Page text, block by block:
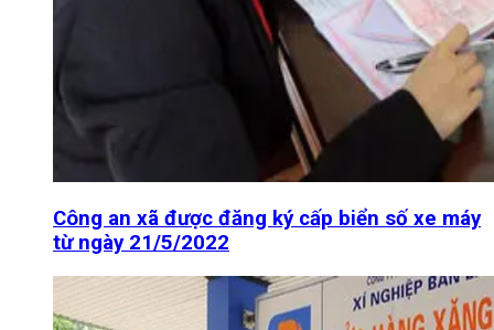
Công an xã được đăng ký cấp biển số xe máy
từ ngày 21/5/2022